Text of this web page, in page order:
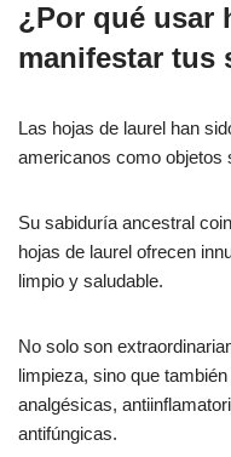
¿Por qué usar
manifestar tus
Las hojas de laurel han
americanos como objetos
Su sabiduría ancestral
hojas de laurel ofrecen
limpio y saludable.
No solo son
limpieza, sino que
analgésicas,
antifúngicas.